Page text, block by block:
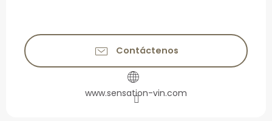
Contáctenos
www.sensation-vin.com